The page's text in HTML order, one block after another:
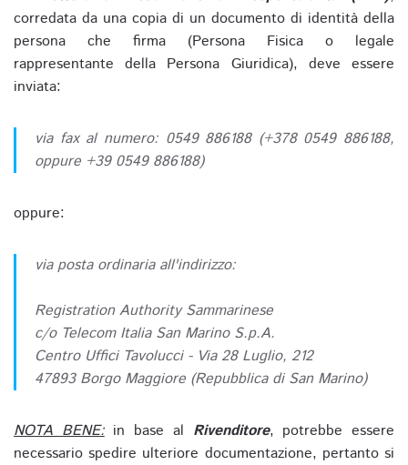
corredata da una copia di un documento di identità della
persona che firma (Persona Fisica o legale
rappresentante della Persona Giuridica), deve essere
inviata:
via fax al numero: 0549 886188 (+378 0549 886188,
oppure +39 0549 886188)
oppure:
via posta ordinaria all'indirizzo:
Registration Authority Sammarinese
c/o Telecom Italia San Marino S.p.A.
Centro Uffici Tavolucci - Via 28 Luglio, 212
47893 Borgo Maggiore (Repubblica di San Marino)
NOTA BENE:in base al Rivenditore, potrebbe essere
necessario spedire ulteriore documentazione, pertanto si